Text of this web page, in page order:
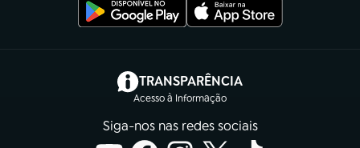
TRANSPARÊNCIA
Acesso à Informação
(abre em nova aba)
Siga-nos nas redes sociais